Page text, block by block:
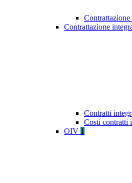
Contrattazione
Contratti
Costi contratti
OIV 1